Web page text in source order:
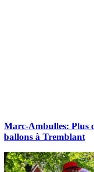
Marc-Ambulles: Plus
ballons à Tremblant